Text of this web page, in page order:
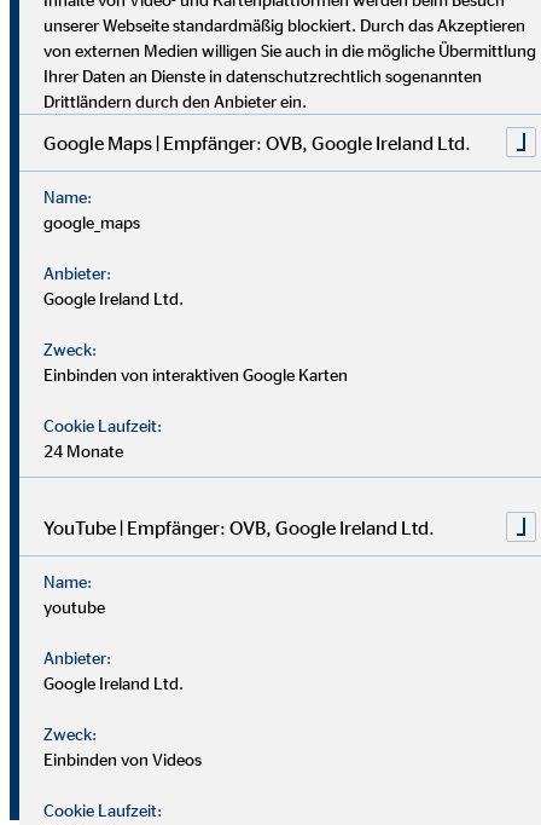
Wissen praktisch an. Nach einer Job-Pause kannst du flexibel
einsteigen, und Finanzprofis finden bei uns neue Chancen.
Bei OVB gibt es keine Grenzen: Unser Karriereplan bietet
Aufstiegsmöglichkeiten durch Ausbildung und Praxis.
Unterstützung bekommst du von deinem Team und deiner
unserer Webseite standardmäßig blockiert. Durch das Akzeptieren
von externen Medien willigen Sie auch in die mögliche Übermittlung
Ihrer Daten an Dienste in datenschutzrechtlich sogenannten
Drittländern durch den Anbieter ein.
Google Maps | Empfänger: OVB, Google Ireland Ltd.
Name:
google_maps
Anbieter:
Google Ireland Ltd.
Zweck:
Einbinden von interaktiven Google Karten
Cookie Laufzeit:
24 Monate
YouTube | Empfänger: OVB, Google Ireland Ltd.
Name:
youtube
Anbieter:
Google Ireland Ltd.
Zweck:
Einbinden von Videos
Cookie Laufzeit: